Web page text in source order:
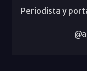
Periodista y